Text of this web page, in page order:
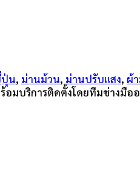
น, ม่านม้วน, ม่านปรับแสง, ผ้
อมบริการติดตั้งโดยทีมช่างมือ